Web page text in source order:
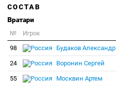
СОСТАВ
Вратари
№ Игрок
98
Будаков Александр
24 Воронин Сергей
55 Москвин Артем